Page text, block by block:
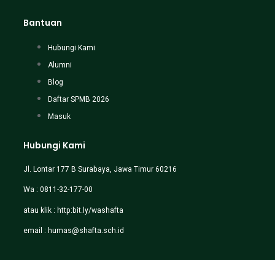
Bantuan
Hubungi Kami
Alumni
Blog
Daftar SPMB 2026
Masuk
Hubungi Kami
Jl. Lontar 177 B Surabaya, Jawa Timur 60216
Wa : 0811-32-177-00
atau klik : http:bit.ly/washafta
email : humas@shafta.sch.id